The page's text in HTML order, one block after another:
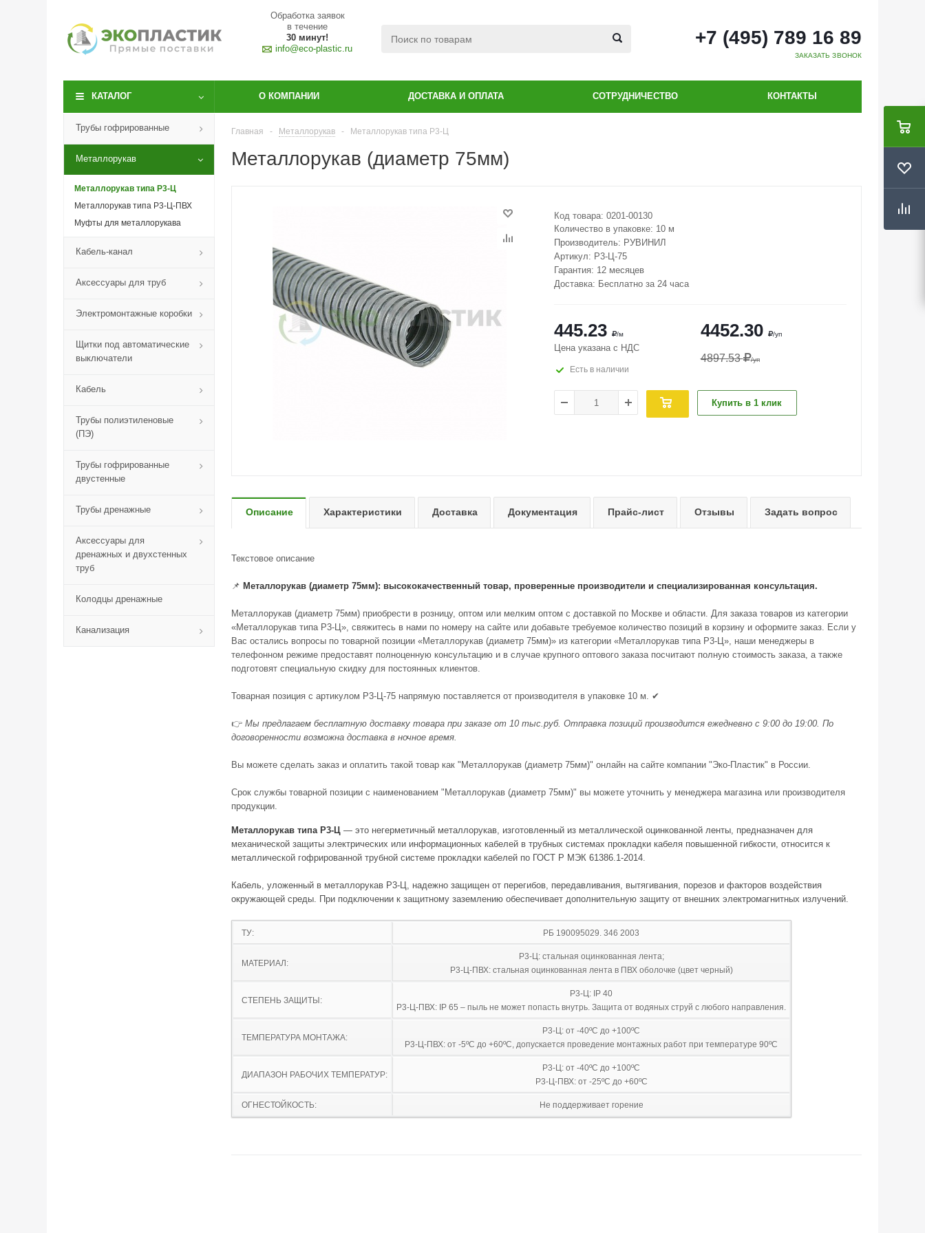
Обработка заявок
в течение
30 минут!
info@eco-plastic.ru
+7 (495) 789 16 89
ЗАКАЗАТЬ ЗВОНОК
КАТАЛОГ О КОМПАНИИ ДОСТАВКА И ОПЛАТА СОТРУДНИЧЕСТВО КОНТАКТЫ
Трубы гофрированные
Металлорукав
Металлорукав типа Р3-Ц
Металлорукав типа Р3-Ц-ПВХ
Муфты для металлорукава
Кабель-канал
Аксессуары для труб
Электромонтажные коробки
Щитки под автоматические
выключатели
Кабель
Трубы полиэтиленовые
(ПЭ)
Трубы гофрированные
двустенные
Трубы дренажные
Аксессуары для
дренажных и двухстенных
труб
Колодцы дренажные
Канализация
Главная - Металлорукав - Металлорукав типа Р3-Ц
Металлорукав (диаметр 75мм)
Код товара: 0201-00130
Количество в упаковке: 10 м
Производитель: РУВИНИЛ
Артикул: Р3-Ц-75
Гарантия: 12 месяцев
Доставка: Бесплатно за 24 часа
4452.30 /уп
4897.53 /уп
445.23 /м
Цена указана с НДС
Есть в наличии
Купить в 1 клик
Описание Характеристики Доставка Документация Прайс-лист Отзывы Задать вопрос
Текстовое описание
📌 Металлорукав (диаметр 75мм): высококачественный товар, проверенные производители и специализированная консультация.
Металлорукав (диаметр 75мм) приобрести в розницу, оптом или мелким оптом с доставкой по Москве и области. Для заказа товаров из категории
«Металлорукав типа Р3-Ц», свяжитесь в нами по номеру на сайте или добавьте требуемое количество позиций в корзину и оформите заказ. Если у
Вас остались вопросы по товарной позиции «Металлорукав (диаметр 75мм)» из категории «Металлорукав типа Р3-Ц», наши менеджеры в
телефонном режиме предоставят полноценную консультацию и в случае крупного оптового заказа посчитают полную стоимость заказа, а также
подготовят специальную скидку для постоянных клиентов.
Товарная позиция с артикулом Р3-Ц-75 напрямую поставляется от производителя в упаковке 10 м. ✔
👉 Мы предлагаем бесплатную доставку товара при заказе от 10 тыс.руб. Отправка позиций производится ежедневно с 9:00 до 19:00. По
договоренности возможна доставка в ночное время.
Вы можете сделать заказ и оплатить такой товар как "Металлорукав (диаметр 75мм)" онлайн на сайте компании "Эко-Пластик" в России.
Срок службы товарной позиции с наименованием "Металлорукав (диаметр 75мм)" вы можете уточнить у менеджера магазина или производителя
продукции.
Металлорукав типа Р3-Ц — это негерметичный металлорукав, изготовленный из металлической оцинкованной ленты, предназначен для
механической защиты электрических или информационных кабелей в трубных системах прокладки кабеля повышенной гибкости, относится к
металлической гофрированной трубной системе прокладки кабелей по ГОСТ Р МЭК 61386.1-2014.
Кабель, уложенный в металлорукав Р3-Ц, надежно защищен от перегибов, передавливания, вытягивания, порезов и факторов воздействия
окружающей среды. При подключении к защитному заземлению обеспечивает дополнительную защиту от внешних электромагнитных излучений.
ТУ: РБ 190095029. 346 2003
МАТЕРИАЛ:
Р3-Ц: стальная оцинкованная лента;
Р3-Ц-ПВХ: стальная оцинкованная лента в ПВХ оболочке (цвет черный)
СТЕПЕНЬ ЗАЩИТЫ:
Р3-Ц: IP 40
Р3-Ц-ПВХ: IP 65 – пыль не может попасть внутрь. Защита от водяных струй с любого направления.
ТЕМПЕРАТУРА МОНТАЖА:
Р3-Ц: от -40ºС до +100ºС
Р3-Ц-ПВХ: от -5ºС до +60ºС, допускается проведение монтажных работ при температуре 90ºС
ДИАПАЗОН РАБОЧИХ ТЕМПЕРАТУР:
Р3-Ц: от -40ºС до +100ºС
Р3-Ц-ПВХ: от -25ºС до +60ºС
ОГНЕСТОЙКОСТЬ: Не поддерживает горение